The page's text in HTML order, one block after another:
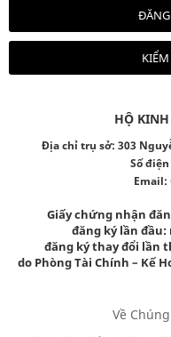
HỘ
Địa chỉ trụ sở: 303
Số
Email:
Giấy chứng nhận
đăng ký lần đầu:
đăng ký thay đổi lần
do Phòng Tài Chính – Kế
Về